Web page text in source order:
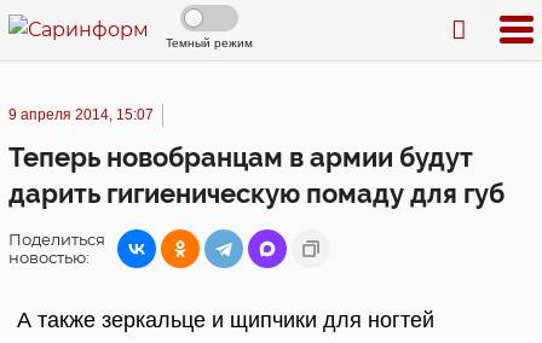
Темный режим
9 апреля 2014, 15:07
Теперь новобранцам в армии будут
дарить гигиеническую помаду для губ
Поделиться
новостью:
А также зеркальце и щипчики для ногтей